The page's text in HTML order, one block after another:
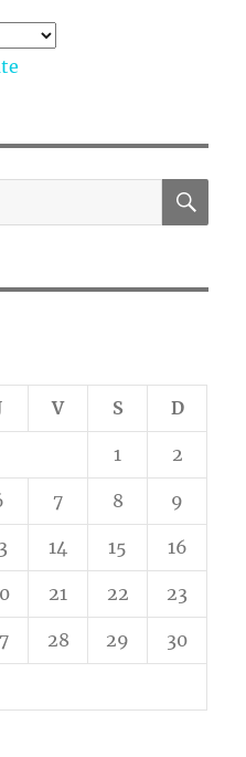
V S D
1 2
7 8 9
14 15 16
21 22 23
28 29 30